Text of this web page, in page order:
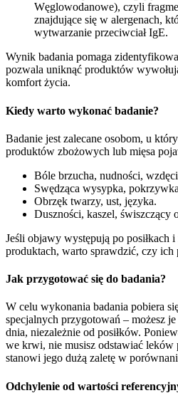
Węglowodanowe), czyli
znajdujące się w alergenach,
wytwarzanie przeciwciał IgE.
Wynik badania pomaga
pozwala uniknąć produktów
komfort życia.
Kiedy warto wykonać badanie?
Badanie jest zalecane osobom, u
produktów zbożowych lub mięsa
Bóle brzucha, nudności,
Swędząca wysypka,
Obrzęk twarzy, ust, języka.
Duszności, kaszel, świszczący
Jeśli objawy występują po posiłkach
produktach, warto sprawdzić, czy ich
Jak przygotować się do badania?
W celu wykonania badania pobiera
specjalnych przygotowań – możesz
dnia, niezależnie od posiłków.
we krwi, nie musisz odstawiać
stanowi jego dużą zaletę w
Odchylenie od wartości